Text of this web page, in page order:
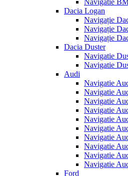
Dacia Logan
Navigație
Navigație
Navigație
Dacia Duster
Navigatie
Navigatie
Audi
Navigatie
Navigatie
Navigatie
Navigatie
Navigatie
Navigatie
Navigatie
Navigatie
Navigatie
Navigatie
Ford